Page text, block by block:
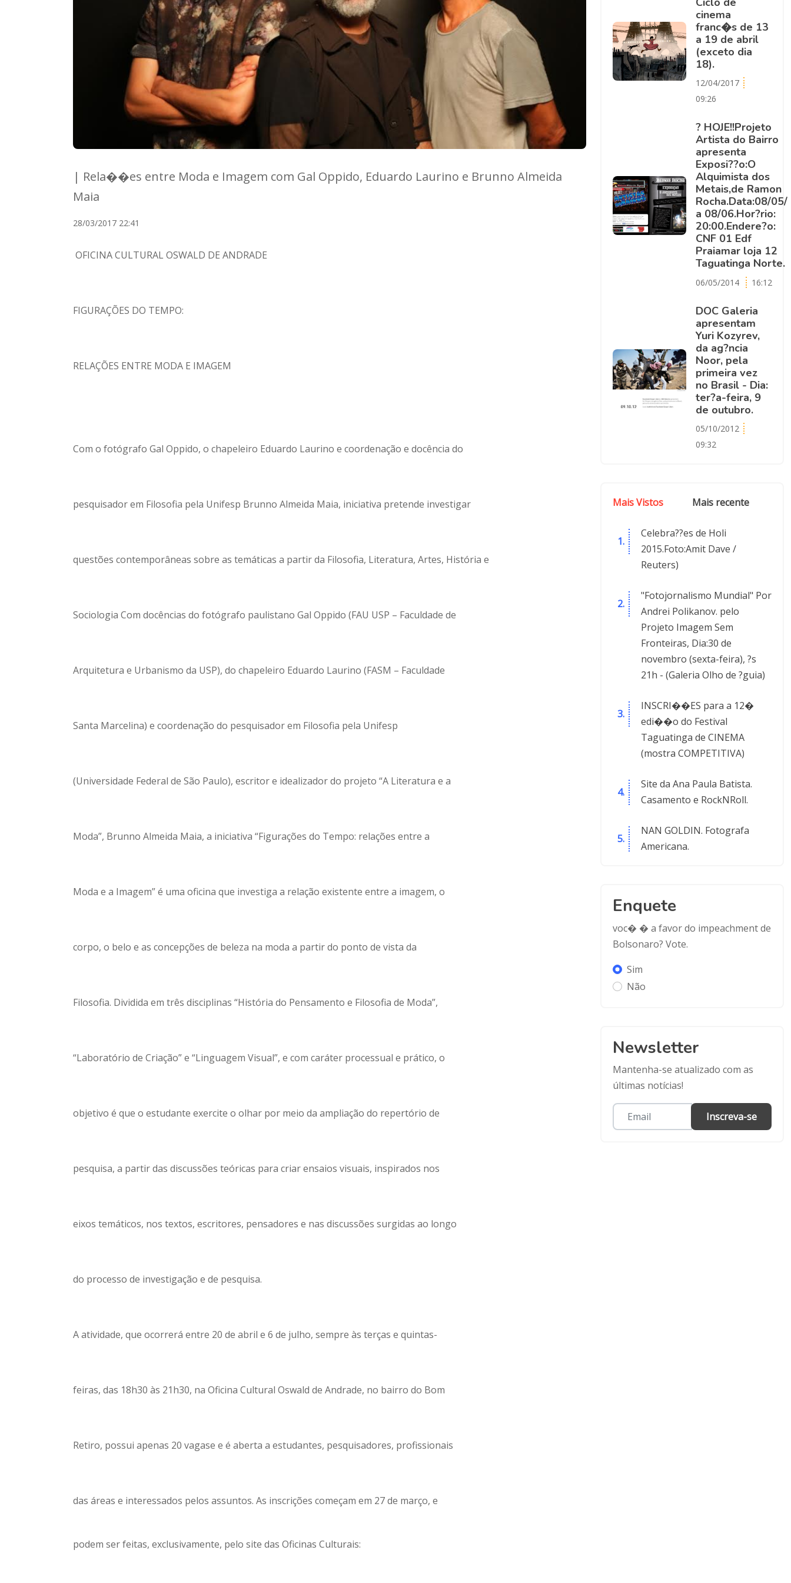
| Rela��es entre Moda e Imagem com Gal Oppido, Eduardo Laurino e Brunno Almeida
Maia
28/03/2017 22:41
OFICINA CULTURAL OSWALD DE ANDRADE
FIGURAÇÕES DO TEMPO:
RELAÇÕES ENTRE MODA E IMAGEM
Com o fotógrafo Gal Oppido, o chapeleiro Eduardo Laurino e coordenação e docência do
pesquisador em Filosofia pela Unifesp Brunno Almeida Maia, iniciativa pretende investigar
questões contemporâneas sobre as temáticas a partir da Filosofia, Literatura, Artes, História e
Sociologia Com docências do fotógrafo paulistano Gal Oppido (FAU USP – Faculdade de
Arquitetura e Urbanismo da USP), do chapeleiro Eduardo Laurino (FASM – Faculdade
Santa Marcelina) e coordenação do pesquisador em Filosofia pela Unifesp
(Universidade Federal de São Paulo), escritor e idealizador do projeto “A Literatura e a
Moda”, Brunno Almeida Maia, a iniciativa “Figurações do Tempo: relações entre a
Moda e a Imagem” é uma oficina que investiga a relação existente entre a imagem, o
corpo, o belo e as concepções de beleza na moda a partir do ponto de vista da
Filosofia. Dividida em três disciplinas “História do Pensamento e Filosofia de Moda”,
“Laboratório de Criação” e “Linguagem Visual”, e com caráter processual e prático, o
objetivo é que o estudante exercite o olhar por meio da ampliação do repertório de
pesquisa, a partir das discussões teóricas para criar ensaios visuais, inspirados nos
eixos temáticos, nos textos, escritores, pensadores e nas discussões surgidas ao longo
do processo de investigação e de pesquisa.
A atividade, que ocorrerá entre 20 de abril e 6 de julho, sempre às terças e quintas-
feiras, das 18h30 às 21h30, na Oficina Cultural Oswald de Andrade, no bairro do Bom
Retiro, possui apenas 20 vagase e é aberta a estudantes, pesquisadores, profissionais
das áreas e interessados pelos assuntos. As inscrições começam em 27 de março, e
podem ser feitas, exclusivamente, pelo site das Oficinas Culturais:
cinema
franc�s de 13
a 19 de abril
(exceto dia
18).
12/04/2017
09:26
? HOJE!!Projeto
Artista do Bairro
apresenta
Exposi??o:O
Alquimista dos
Metais,de Ramon
Rocha.Data:08/05/
a 08/06.Hor?rio:
20:00.Endere?o:
CNF 01 Edf
Praiamar loja 12
Taguatinga Norte.
06/05/2014 16:12
DOC Galeria
apresentam
Yuri Kozyrev,
da ag?ncia
Noor, pela
primeira vez
no Brasil - Dia:
ter?a-feira, 9
de outubro.
05/10/2012
09:32
Mais Vistos Mais recente
Celebra??es de Holi
2015.Foto:Amit Dave /
Reuters)
"Fotojornalismo Mundial" Por
Andrei Polikanov. pelo
Projeto Imagem Sem
Fronteiras, Dia:30 de
novembro (sexta-feira), ?s
21h - (Galeria Olho de ?guia)
INSCRI��ES para a 12�
edi��o do Festival
Taguatinga de CINEMA
(mostra COMPETITIVA)
Site da Ana Paula Batista.
Casamento e RockNRoll.
NAN GOLDIN. Fotografa
Americana.
Enquete
voc� � a favor do impeachment de
Bolsonaro? Vote.
Sim
Não
Newsletter
Mantenha-se atualizado com as
últimas notícias!
Inscreva-se